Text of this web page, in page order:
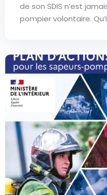
de son SDIS n’est
pompier volontaire.